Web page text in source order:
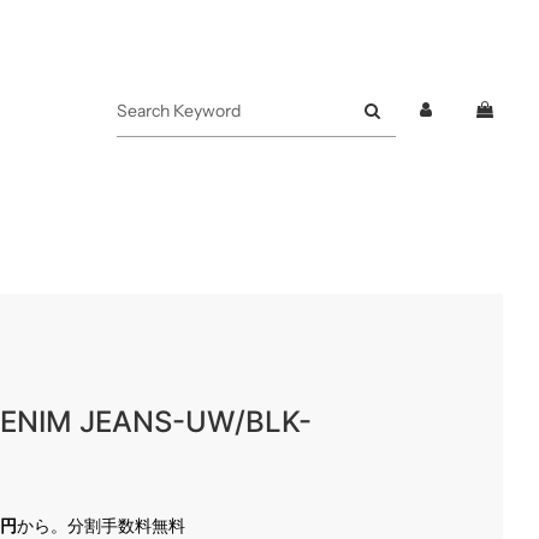
JEANS-UW/BLK-
から。分割手数料無料